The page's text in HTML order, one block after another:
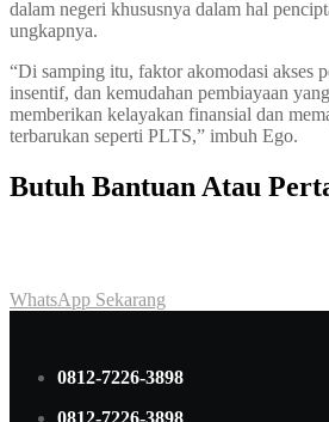
dalam negeri khususnya dalam hal
ungkapnya.
“Di samping itu, faktor akomodasi akses
insentif, dan kemudahan pembiayaan
memberikan kelayakan finansial dan
terbarukan seperti PLTS,” imbuh Ego.
Butuh Bantuan Atau
WhatsApp Sekarang
0812-7226-3898
0812-7226-3898